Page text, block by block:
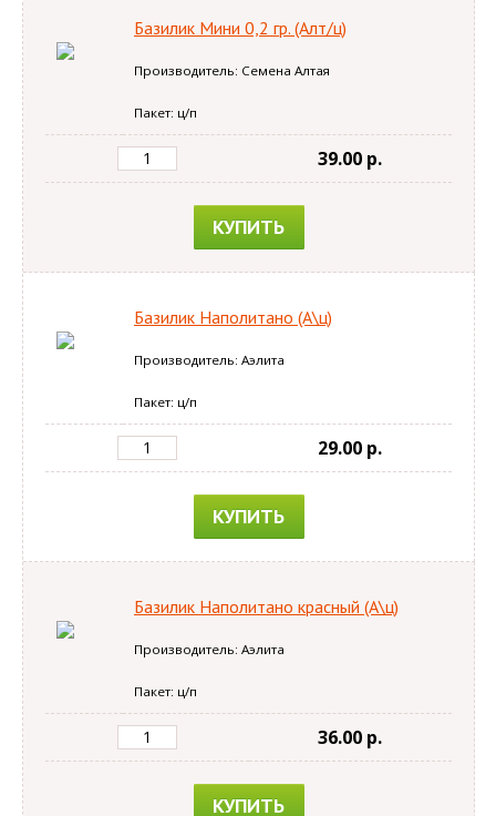
Базилик Мини 0,2 гр. (Алт/ц)
Производитель: Семена Алтая
Пакет: ц/п
39.00 p.
КУПИТЬ
Базилик Наполитано (А\ц)
Производитель: Аэлита
Пакет: ц/п
29.00 p.
КУПИТЬ
Базилик Наполитано красный (А\ц)
Производитель: Аэлита
Пакет: ц/п
36.00 p.
КУПИТЬ